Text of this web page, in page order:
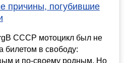
причины, погубившие
СССР мотоцикл был не
билетом в свободу:
и по-своему родным. Но